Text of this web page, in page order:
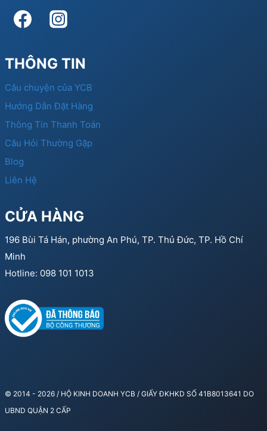
THÔNG TIN
Câu chuyện của YCB
Hướng Dẫn Đặt Hàng
Thông Tin Thanh Toán
Câu Hỏi Thường Gặp
Blog
Liên Hệ
CỬA HÀNG
196 Bùi Tá Hán, phường An Phú, TP. Thủ Đức, TP. Hồ Chí
Minh
Hotline: 098 101 1013
© 2014 - 2026 / HỘ KINH DOANH YCB / GIẤY ĐKHKD SỐ 41B8013641 DO
UBND QUẬN 2 CẤP